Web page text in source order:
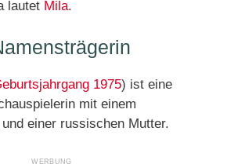
lautet Mila.
1975) ist eine
mit einem
einer russischen Mutter.